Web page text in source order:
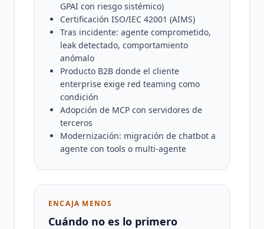
GPAI con riesgo sistémico)
Certificación ISO/IEC 42001 (AIMS)
Tras incidente: agente comprometido,
leak detectado, comportamiento
anómalo
Producto B2B donde el cliente
enterprise exige red teaming como
condición
Adopción de MCP con servidores de
terceros
Modernización: migración de chatbot a
agente con tools o multi-agente
ENCAJA MENOS
Cuándo no es lo primero